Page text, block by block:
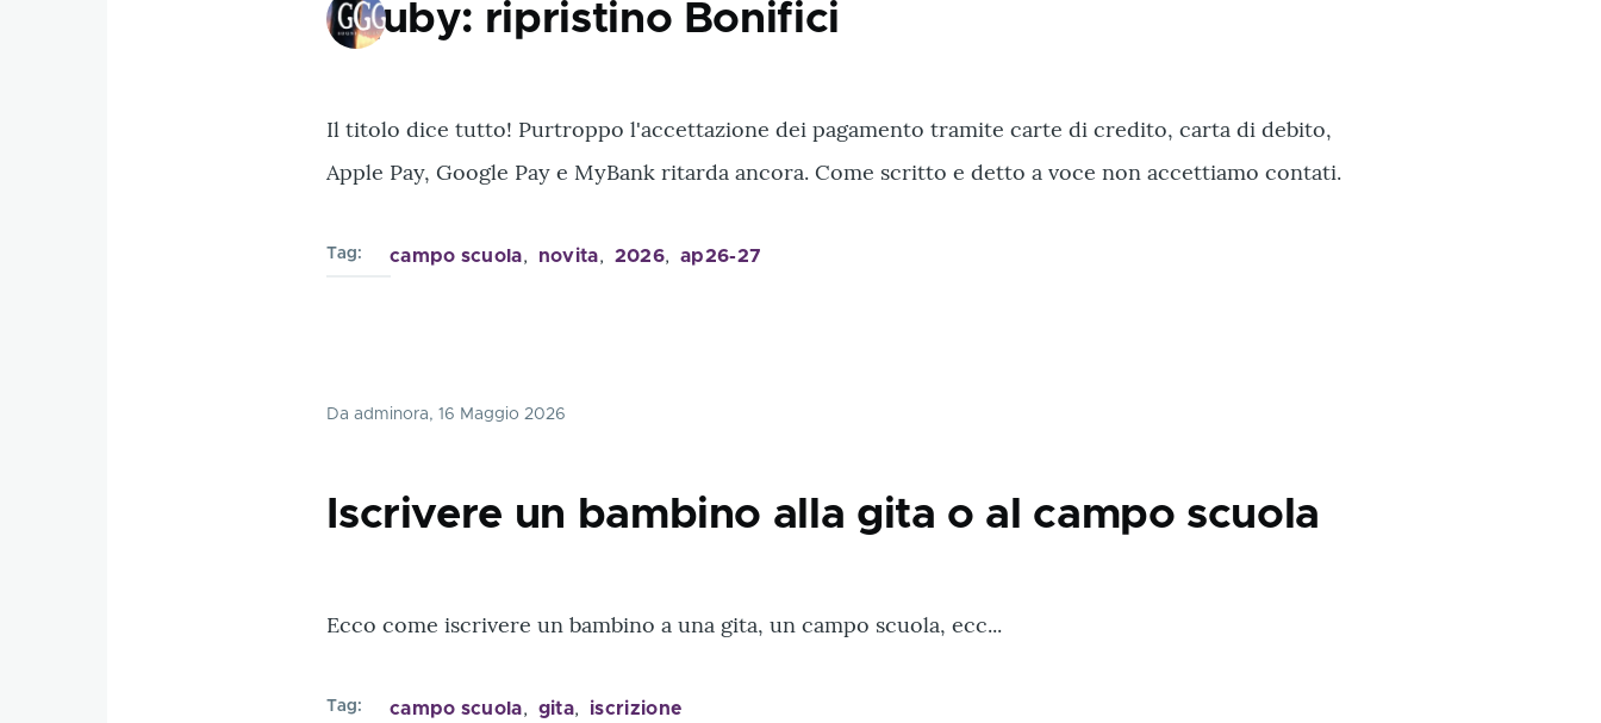
Squby: ripristino Bonifici
Il titolo dice tutto! Purtroppo l'accettazione dei pagamento tramite carte di credito, carta di debito,
Apple Pay, Google Pay e MyBank ritarda ancora. Come scritto e detto a voce non accettiamo contati.
Tag campo scuola novita 2026 ap26-27
Daadminora, 16 Maggio 2026
Iscrivere un bambino alla gita o al campo scuola
Ecco come iscrivere un bambino a una gita, un campo scuola, ecc...
Tag campo scuola gita iscrizione